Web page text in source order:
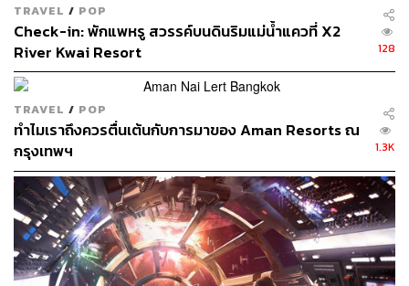
X2 Pattaya Oceanphere นับเป็นการขยายตัวครั้งแรกบน
ทำเลชายฝั่งตะวันออกเฉียงใต้ของกลุ่ม BHMA Hotels &
Resorts เจ้าของแบรนด์ X2 ลักชัวรีบูติกรีสอร์ต โดยเป็นการ
ลงทุนของ Habitat Group ผู้นำด้านอสังหาริมทรัพย์แนวไลฟ์
สไตล์เพื่อการลงทุน (Lifestyle Investment Product) ด้วยงบ
กว่า 800 ล้านบาท
ใครแวะเวียนไปแถวบางเสร่ แวะไปพักและถ่ายรูปกันได้
TRAVEL / POP
Check-in: พักแพหรู สวรรค์บนดินริมแม่น้ำแควที่ X2
River Kwai Resort
128
TRAVEL / POP
ทำไมเราถึงควรตื่นเต้นกับการมาของ Aman Resorts ณ
กรุงเทพฯ
1.3K